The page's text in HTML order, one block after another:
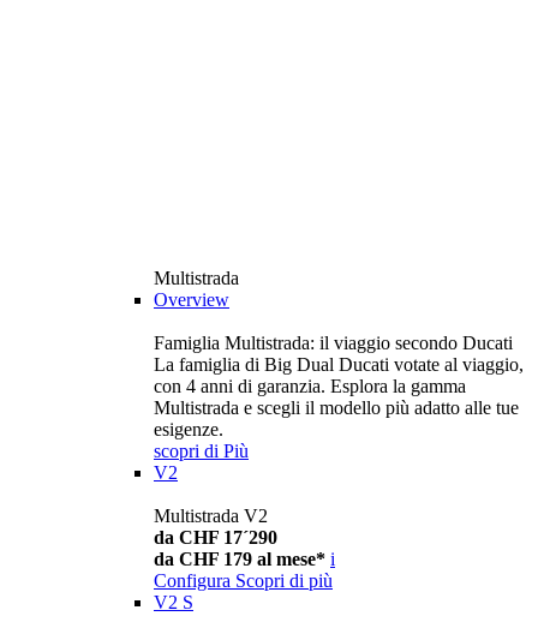
Multistrada
Overview
Famiglia Multistrada: il viaggio secondo Ducati
La famiglia di Big Dual Ducati votate al viaggio,
con 4 anni di garanzia. Esplora la gamma
Multistrada e scegli il modello più adatto alle tue
esigenze.
scopri di Più
V2
Multistrada V2
da CHF 17´290
da CHF 179 al mese* i
Configura Scopri di più
V2 S